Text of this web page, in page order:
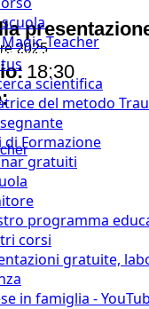
Teacher
scientifica
del metodo
di Formazione
gratuiti
programma
corsi
gratuite,
in famiglia -
2025
18:30